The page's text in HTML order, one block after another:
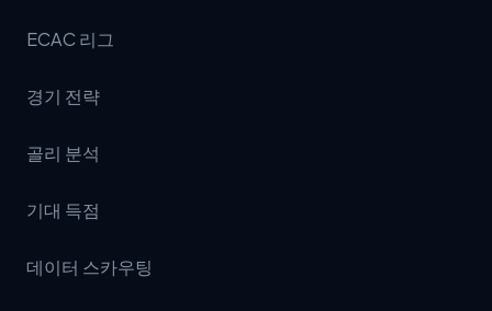
ECAC 리그
경기 전략
골리 분석
기대 득점
데이터 스카우팅